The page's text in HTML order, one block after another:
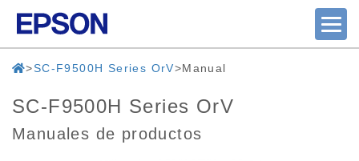
SC-F9500H Series OrV Manual
SC-F9500H Series OrV
Manuales de productos